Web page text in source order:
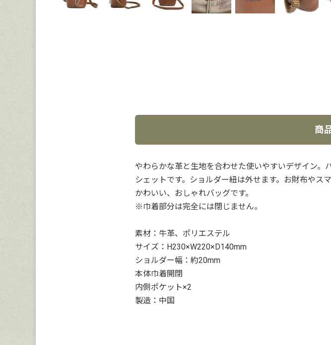
商
やわらかな革と生地を合わせた使いやすいデザイン。
シェットです。ショルダー紐は外せます。お財布やス
かわいい、おしゃれバッグです。
※巾着部分は完全には閉じません。
素材：牛革、ポリエステル
サイズ：H230×W220×D140mm
ショルダー幅：約20mm
本体巾着開閉
内側ポケット×2
製造：中国